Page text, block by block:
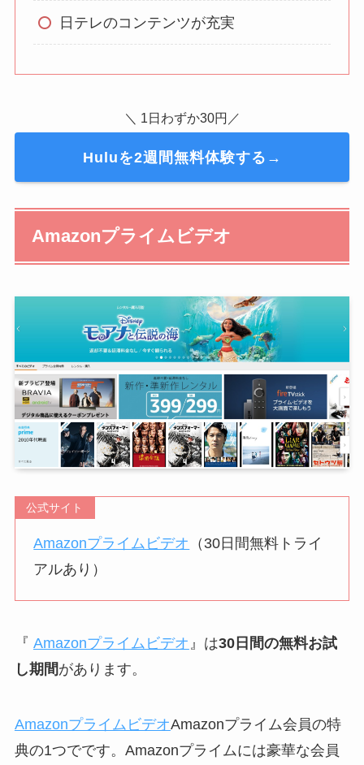
日テレのコンテンツが充実
＼ 1日わずか30円／
Huluを2週間無料体験する→
Amazonプライムビデオ
公式サイト
Amazonプライムビデオ
（30日間無料トライ
アルあり）
『 Amazonプライムビデオ 』は30日間の無料お試
し期間があります。
AmazonプライムビデオAmazonプライム会員の特
典の1つでです。Amazonプライムには豪華な会員